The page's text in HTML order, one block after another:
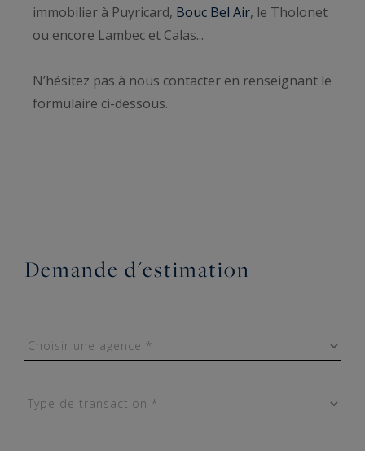
immobilier à Puyricard, Bouc Bel Air, le Tholonet
ou encore Lambec et Calas...
N’hésitez pas à nous contacter en renseignant le
formulaire ci-dessous.
Demande d'estimation